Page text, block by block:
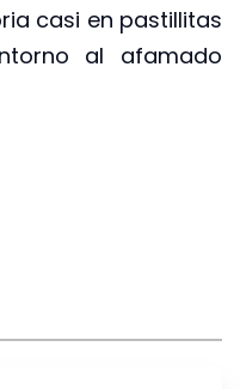
casi en pastillitas
al afamado